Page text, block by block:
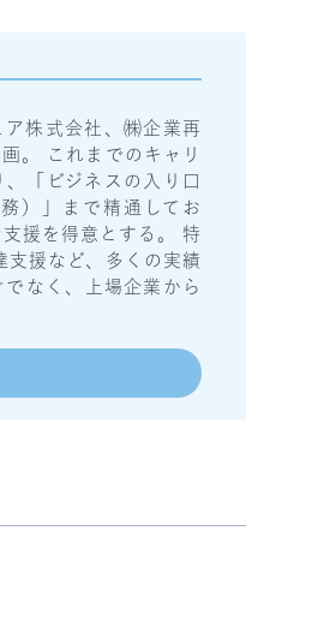
株式会社、㈱企業再
。 これまでのキャリ
「ビジネスの入り口
）」まで精通してお
援を得意とする。 特
援など、多くの実績
なく、上場企業から